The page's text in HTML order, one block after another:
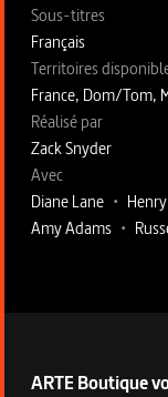
Sous-titres
Français
Territoires
France, Dom/Tom,
Fiche technique
Réalisé par
Zack Snyder
Avec
Diane Lane •
Amy Adams •
ARTE Boutique